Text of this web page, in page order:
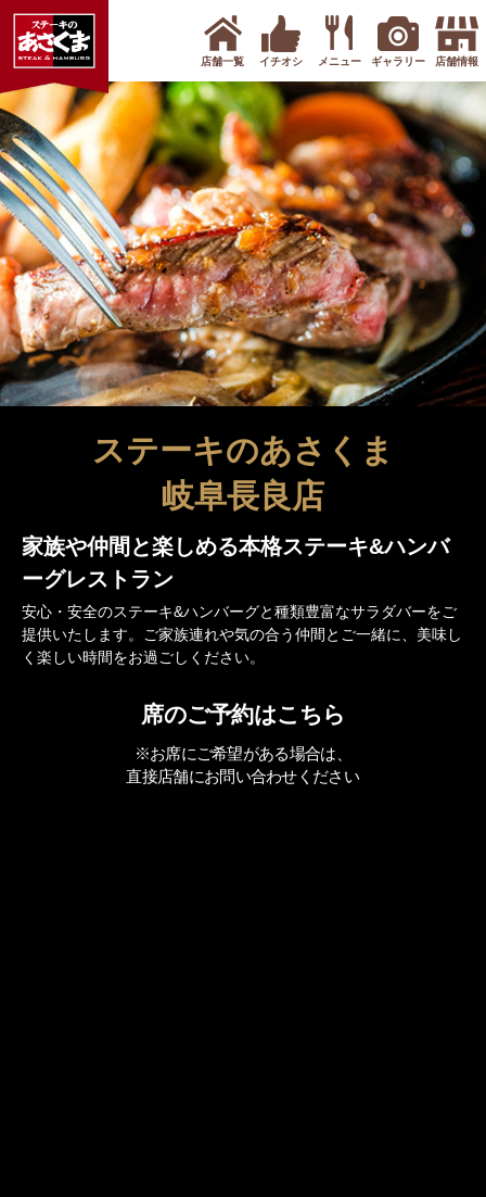
店舗情報
ギャラリー
メニュー
イチオシ
店舗一覧
ステーキのあさくま
岐阜長良店
家族や仲間と楽しめる本格ステーキ&ハンバ
ーグレストラン
安心・安全のステーキ&ハンバーグと種類豊富なサラダバーをご
提供いたします。ご家族連れや気の合う仲間とご一緒に、美味し
く楽しい時間をお過ごしください。
席のご予約はこちら
※お席にご希望がある場合は、
直接店舗にお問い合わせください